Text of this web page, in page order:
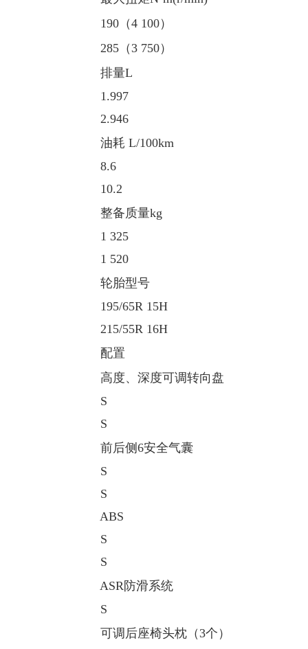
190（4 100）
285（3 750）
排量L
1.997
2.946
油耗 L/100km
8.6
10.2
整备质量kg
1 325
1 520
轮胎型号
195/65R 15H
215/55R 16H
配置
高度、深度可调转向盘
S
S
前后侧6安全气囊
S
S
ABS
S
S
ASR防滑系统
S
可调后座椅头枕（3个）